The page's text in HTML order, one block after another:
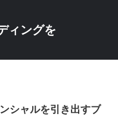
ィングを
シャルを引き出すブ